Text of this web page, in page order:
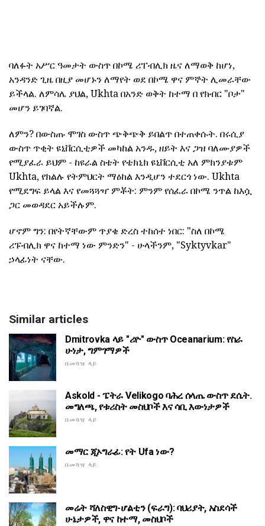
ባለፉት አሥር ዓመታት ውስጥ በኮሜ ሪፐብሊክ ዜና ለማወቅ ከሆነ,
አንዳንድ ጊዜ በዚያ መሆኑን ለማየት ወደ በኮሜ ዋና ምኞት ሊመራቸው
ይችላል. ለምሳሌ ያህል, Ukhta በአንድ ወቅት ከተማ በ የክብር "ቦታ"
መሆን ይገባኛል.
ለምን? በውስጡ ሞገስ ውስጥ ጭቅጭቅ ይበልጥ በተጠቀሱት. በሩሲያ
ውስጥ ጥቂት ዩኒቨርሲቲዎች መካከል አንዱ, ዘይት እና ጋዝ ባለሙያዎች
የሚያፈራ ይህም - ከዩራል ስቴት የቴክኒክ ዩኒቨርሲቲ አለ ምክንያቱም
Ukhta, የክልሉ የትምህርት ማዕከል እንዲሆን ተደርጎ ነው. Ukhta
የሚደግፍ ይላል እና የመጓጓዣ ምቾት: ምንም የሰፈራ በኮሜ ንጥል ከእሷ
ጋር መወዳደር አይችሉም.
ሆኖም ግን: በየትኛቸውም ጥያቄ ድረስ ተከሰተ ነበር: "ስለ በኮሜ
ሪፑብሊክ ዋና ከተማ ነው ምንድን" - ሁላችንም, "Syktyvkar"
ኃላፊነት ናቸው.
Similar articles
Dmitrovka ላይ "ሪዮ" ውስጥ Oceanarium: የስራ
ሁነታ, ግምገማዎች
በመጓዝ ላይ
Askold - ፔትራ Velikogo ባሕረ ሰላጤ ውስጥ ደሴት.
መግለጫ, የቱሪስት መስህቦች እና ሳቢ እውነታዎች
በመጓዝ ላይ
መማር ጂኦግራፊ: የት Ufa ነው?
በመጓዝ ላይ
መሬት ሻለስዊግ-ሆልቲን (ፍራግ): ባህሪያት, አስደሳች
ሁኔታዎች, ዋና ከተማ, መስህቦች